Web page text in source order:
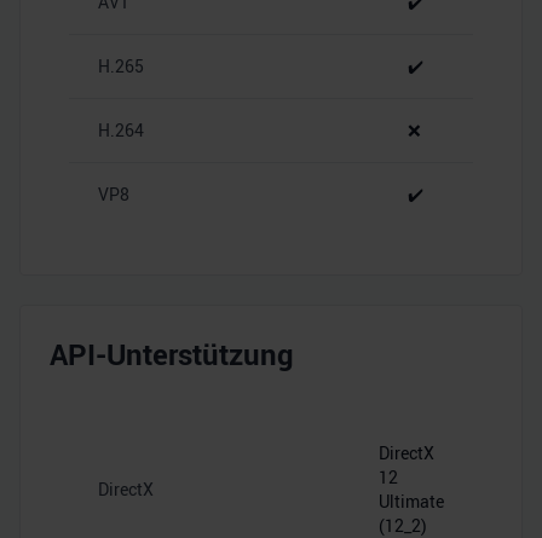
Partner führen diese Informationen möglicherweise mit
H.265 ✔️
H.264 ❌
VP8 ✔️
API-Unterstützung
DirectX
DirectX
12
Ultimate
(12_2)